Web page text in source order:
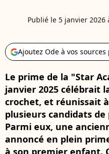
Publié le 5 janvier 2026
Ajoutez Ode à vos sources
Le prime de la "Star
janvier 2025 célébrait
crochet, et réunissait
plusieurs candidats de
Parmi eux, une
annoncé en plein
à son premier enfant.